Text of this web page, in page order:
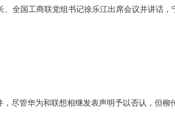
全国工商联党组书记徐乐江出席会议并讲话，
尽管华为和联想相继发表声明予以否认，但柳